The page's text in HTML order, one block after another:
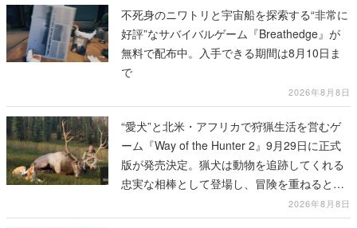
不死身のニワトリと宇宙船を探索する“非常に
好評”なサバイバルゲーム『Breathedge』が
無料で配布中。入手できる期間は8月10日ま
で
2026年8月8日
“愛犬”と北米・アフリカで狩猟生活を営むゲ
ーム『Way of the Hunter 2』9月29日に正式
版が発売決定。猟犬は動物を追跡してくれる
忠実な相棒として登場し、冒険を重ねると成
2026年8月8日